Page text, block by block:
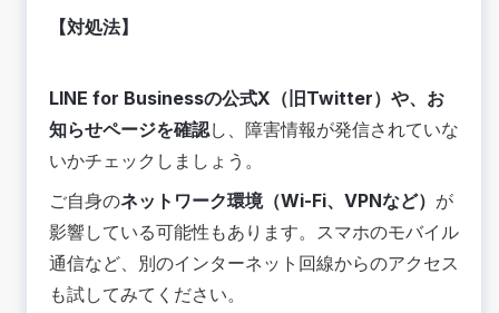
【対処法】
LINE for Businessの公式X（旧Twitter）や、お
知らせページを確認し、障害情報が発信されていな
いかチェックしましょう。
ご自身のネットワーク環境（Wi-Fi、VPNなど） が
影響している可能性もあります。スマホのモバイル
通信など、別のインターネット回線からのアクセス
も試してみてください。